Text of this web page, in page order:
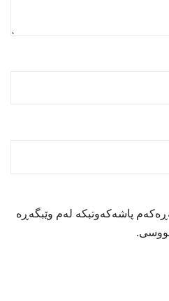
پاشەکەوتبکە لەم وێبگەڕە
نووسی.